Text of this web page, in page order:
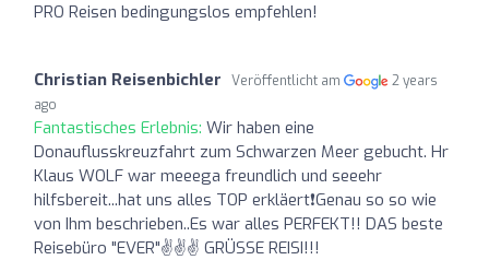
PRO Reisen bedingungslos empfehlen!
Christian Reisenbichler Veröffentlicht am
2 years
ago
Fantastisches Erlebnis: Wir haben eine
Donauflusskreuzfahrt zum Schwarzen Meer gebucht. Hr
Klaus WOLF war meeega freundlich und seeehr
hilfsbereit...hat uns alles TOP erkläert❗️Genau so so wie
von Ihm beschrieben..Es war alles PERFEKT!! DAS beste
Reisebüro "EVER"✌️✌️✌️ GRÜSSE REISI!!!